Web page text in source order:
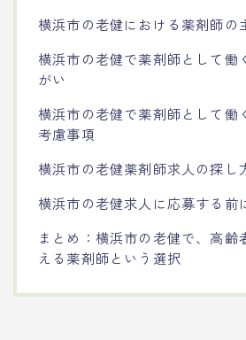
横浜市の老健における薬剤師の
横浜市の老健で薬剤師として働
がい
横浜市の老健で薬剤師として働
考慮事項
横浜市の老健薬剤師求人の探し
横浜市の老健求人に応募する前
まとめ：横浜市の老健で、高齢
える薬剤師という選択